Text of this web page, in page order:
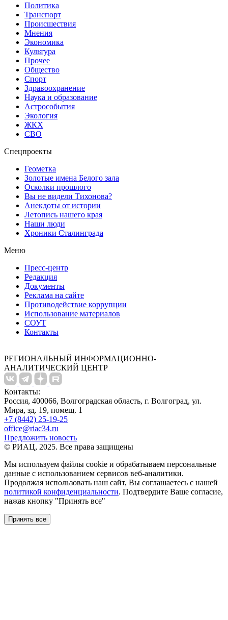
Политика
Транспорт
Происшествия
Мнения
Экономика
Культура
Прочее
Общество
Спорт
Здравоохранение
Наука и образование
Астрособытия
Экология
ЖКХ
СВО
Спецпроекты
Геометка
Золотые имена Белого зала
Осколки прошлого
Вы не видели Тихонова?
Анекдоты от истории
Летопись нашего края
Наши люди
Хроники Сталинграда
Меню
Пресс-центр
Редакция
Документы
Реклама на сайте
Противодействие коррупции
Использование материалов
СОУТ
Контакты
РЕГИОНАЛЬНЫЙ ИНФОРМАЦИОННО-
АНАЛИТИЧЕСКИЙ ЦЕНТР
Контакты:
Россия, 400066, Волгоградская область, г. Волгоград, ул.
Мира, зд. 19, помещ. 1
+7 (8442) 25-19-25
office@riac34.ru
Предложить новость
© РИАЦ, 2025. Все права защищены
Мы используем файлы сookie и обрабатываем персональные
данные с использованием сервисов веб-аналитики.
Продолжая использовать наш сайт, Вы соглашаетесь с нашей
политикой конфиденциальности. Подтвердите Ваше согласие,
нажав кнопку "Принять все"
Принять все